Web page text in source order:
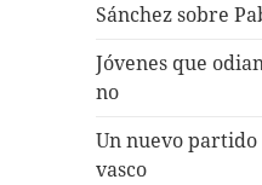
Sánchez sobre
Jóvenes que
no
Un nuevo
vasco